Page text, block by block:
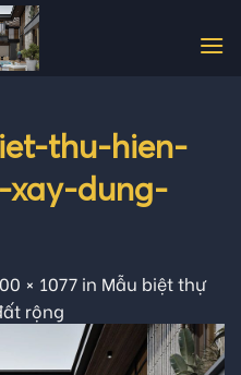
thu-hien-
dung-
× 1077 in Mẫu biệt thự
rộng